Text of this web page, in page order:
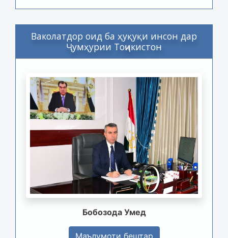
Ваколатдор оид ба ҳуқуқи инсон дар
Ҷумҳурии Тоҷикистон
Бобозода Умед